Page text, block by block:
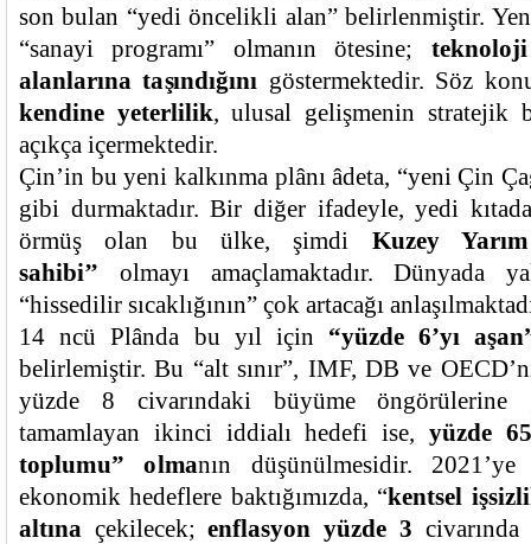
son bulan “yedi öncelikli alan” belirlenmiştir.
“sanayi programı” olmanın ötesine;
alanlarına taşındığını göstermektedir. Söz
kendine yeterlilik, ulusal gelişmenin stratejik
açıkça içermektedir.
Çin’in bu yeni kalkınma plânı âdeta, “yeni Çin
gibi durmaktadır. Bir diğer ifadeyle, yedi
örmüş olan bu ülke, şimdi Kuzey
sahibi’’ olmayı amaçlamaktadır. Dünyada
“hissedilir sıcaklığının” çok artacağı
14 ncü Plânda bu yıl için “yüzde 6’yı
belirlemiştir. Bu “alt sınır”, IMF, DB ve
yüzde 8 civarındaki büyüme öngörülerine
tamamlayan ikinci iddialı hedefi ise, yüzde
toplumu” olmanın düşünülmesidir.
ekonomik hedeflere baktığımızda, “kentsel
altına çekilecek;enflasyon yüzde 3